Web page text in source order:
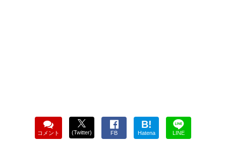
コメント (Twitter) FB
B!
Hatena LINE